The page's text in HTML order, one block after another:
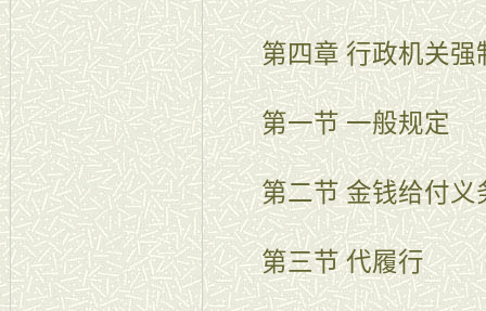
第四章 行政机关强
第一节 一般规定
第二节 金钱给付义
第三节 代履行